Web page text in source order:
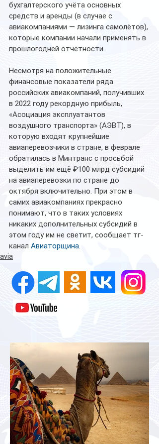
бухгалтерского учёта основных
средств и аренды (в случае с
авиакомпаниями — лизинга самолётов),
которые компании начали применять в
прошлогодней отчётности.
Несмотря на положительные
финансовые показатели ряда
российских авиакомпаний, получивших
в 2022 году рекордную прибыль,
«Асоциация эксплуатантов
воздушного транспорта» (АЭВТ), в
которую входят крупнейшие
авиаперевозчики в стране, в феврале
обратилась в Минтранс с просьбой
выделить им ещё ₽100 млрд субсидий
на авиаперевозки по стране до
октября включительно. При этом в
самих авиакомпаниях прекрасно
понимают, что в таких условиях
никаких дополнительных субсидий в
этом году им не светит, сообщает тг-
канал Авиаторщина.
avia